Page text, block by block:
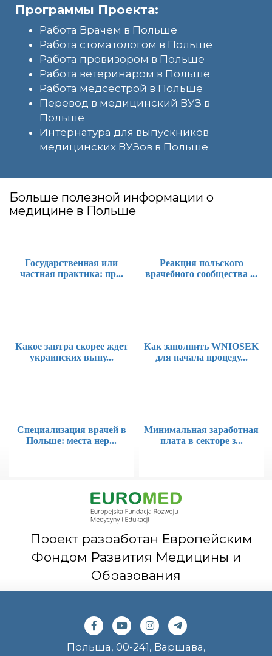
Программы Проекта:
Работа Врачем в Польше
Работа стоматологом в Польше
Работа провизором в Польше
Работа ветеринаром в Польше
Работа медсестрой в Польше
Перевод в медицинский ВУЗ в
Польше
Интернатура для выпускников
медицинских ВУЗов в Польше
Больше полезной информации о
медицине в Польше
Государственная или
частная практика: пр...
Реакция польского
врачебного сообщества ...
Какое завтра скорее ждет
украинских выпу...
Как заполнить WNIOSEK
для начала процеду...
Специализация врачей в
Польше: места нер...
Минимальная заработная
плата в секторе з...
Проект разработан Европейским
Фондом Развития Медицины и
Образования
Польша, 00-241, Варшава,